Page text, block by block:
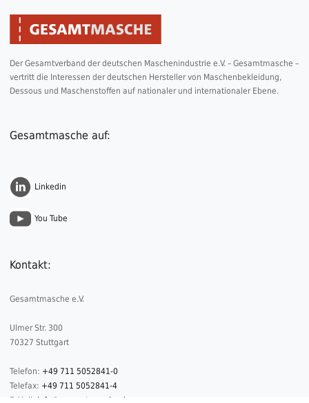
Der Gesamtverband der deutschen Maschenindustrie e.V. – Gesamtmasche –
vertritt die Interessen der deutschen Hersteller von Maschenbekleidung,
Dessous und Maschenstoffen auf nationaler und internationaler Ebene.
Gesamtmasche auf:
Linkedin
You Tube
Kontakt:
Gesamtmasche e.V.
Ulmer Str. 300
70327 Stuttgart
Telefon: +49 711 5052841-0
Telefax: +49 711 5052841-4
E-Mail:
info@gesamtmasche.de